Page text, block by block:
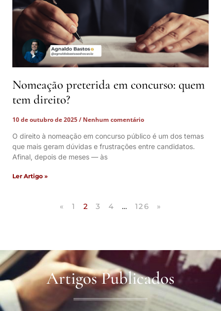
Nomeação preterida em concurso: quem
tem direito?
10 de outubro de 2025
Nenhum comentário
O direito à nomeação em concurso público é um dos temas
que mais geram dúvidas e frustrações entre candidatos.
Afinal, depois de meses — às
Ler Artigo »
« 1 2 3 4 … 126 »
Artigos Publicados